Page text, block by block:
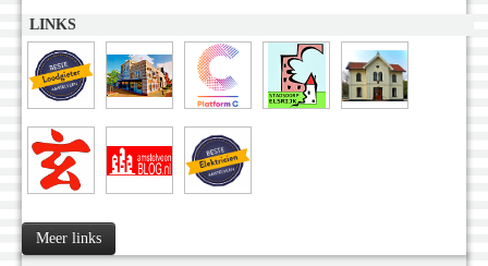
LINKS
Meer links